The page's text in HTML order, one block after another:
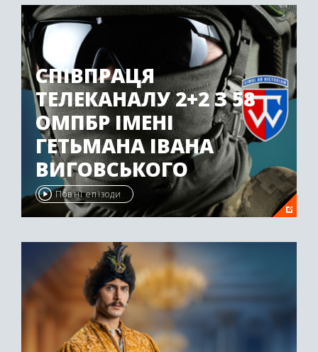
СПІВПРАЦЯ
ТЕЛЕКАНАЛУ 2+2 З 58
ОМПБР ІМЕНІ
ГЕТЬМАНА ІВАНА
ВИГОВСЬКОГО
Повні епізоди